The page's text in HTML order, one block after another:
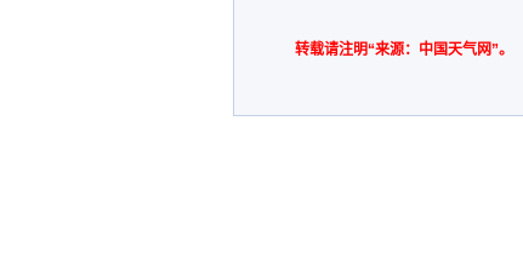
转载请注明“来源：中国天气网”。